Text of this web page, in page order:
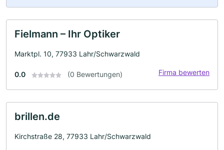
Fielmann – Ihr Optiker
Marktpl. 10, 77933 Lahr/Schwarzwald
0.0 (0 Bewertungen) Firma bewerten
brillen.de
Kirchstraße 28, 77933 Lahr/Schwarzwald